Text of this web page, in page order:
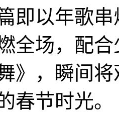
以年歌串
全场，配
》，瞬间
春节时光。